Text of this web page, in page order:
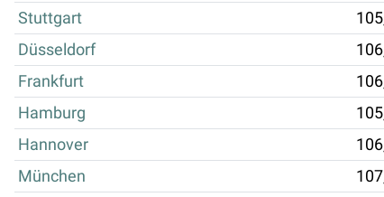
Stuttgart
Düsseldorf
Frankfurt
Hamburg
Hannover
München